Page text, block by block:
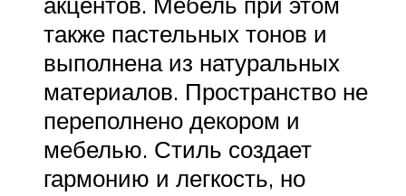
также пастельных тонов и
выполнена из натуральных
материалов. Пространство не
переполнено декором и
мебелью. Стиль создает
гармонию и легкость, но